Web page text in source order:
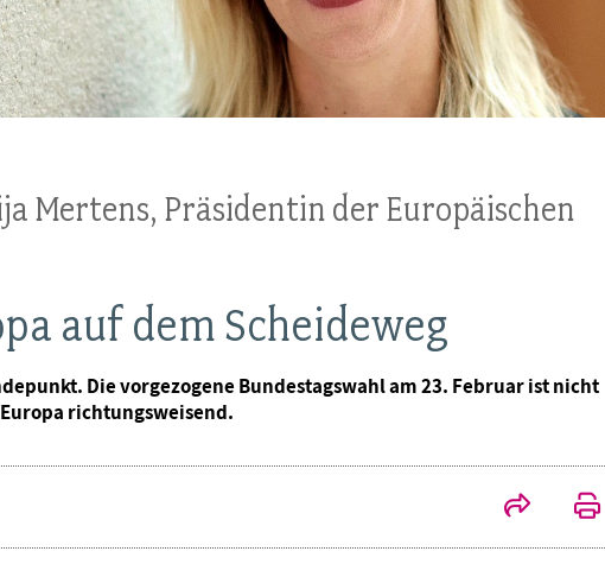
BAGSO
Mertens, Präsidentin der Europäischen
auf dem Scheideweg
Die vorgezogene Bundestagswahl am 23. Februar ist nicht
richtungsweisend.